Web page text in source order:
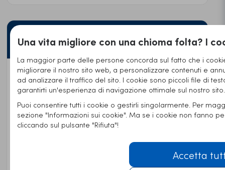
caduta dei capelli
Dr. Balwi Hair Boost Set
239,95€ IVA inclusa
Ordinare ora
Shampoo & Spray Set
Una vita migliore con una chioma folta? I
La maggior parte delle persone concorda sul fatto che i
migliorare il nostro sito web, a personalizzare contenuti e
ad analizzare il traffico del sito. I cookie sono piccoli file di
garantirti un'esperienza di navigazione ottimale sul nostro sito.
Puoi consentire tutti i cookie o gestirli singolarmente. Per
sezione "Informazioni sui cookie". Ma se i cookie non fanno
cliccando sul pulsante "Rifiuta"!
Accetta